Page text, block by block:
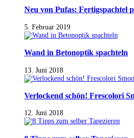
Neu von Pufas: Fertigspachtel
5. Februar 2019
Wand in Betonoptik spachteln
13. Juni 2018
Verlockend schön! Frescolori
12. Juni 2018